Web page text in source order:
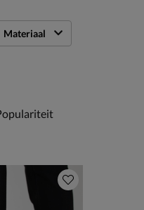
Materiaal